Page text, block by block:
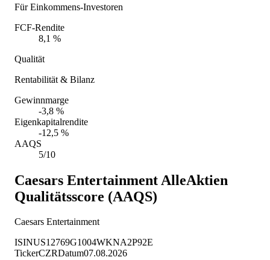
Für Einkommens-Investoren
FCF-Rendite
8,1 %
Qualität
Rentabilität & Bilanz
Gewinnmarge
-3,8 %
Eigenkapitalrendite
-12,5 %
AAQS
5/10
Caesars Entertainment AlleAktien
Qualitätsscore (AAQS)
Caesars Entertainment
ISINUS12769G1004WKNA2P92E
TickerCZRDatum07.08.2026